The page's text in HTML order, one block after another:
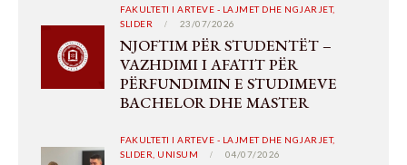
FAKULTETI I ARTEVE - LAJMET DHE NGJARJET,
SLIDER
23/07/2026
NJOFTIM PËR STUDENTËT –
VAZHDIMI I AFATIT PËR
PËRFUNDIMIN E STUDIMEVE
BACHELOR DHE MASTER
FAKULTETI I ARTEVE - LAJMET DHE NGJARJET,
SLIDER, UNISUM 04/07/2026